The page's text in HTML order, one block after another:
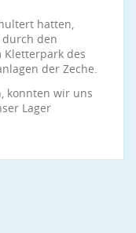
hatten,
den
Kletterpark des
der Zeche.
konnten wir uns
Lager